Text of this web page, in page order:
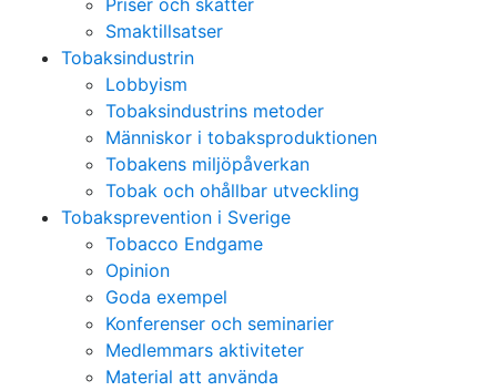
Priser och skatter
Smaktillsatser
Tobaksindustrin
Lobbyism
Tobaksindustrins metoder
Människor i tobaksproduktionen
Tobakens miljöpåverkan
Tobak och ohållbar utveckling
Tobaksprevention i Sverige
Tobacco Endgame
Opinion
Goda exempel
Konferenser och seminarier
Medlemmars aktiviteter
Material att använda